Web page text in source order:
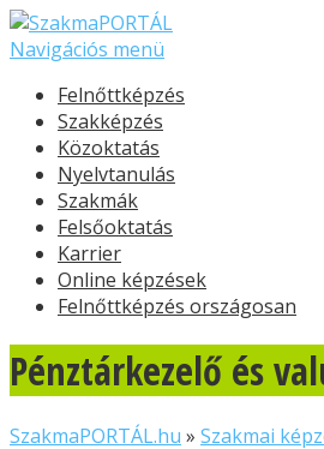
Navigációs menü
Felnőttképzés
Szakképzés
Közoktatás
Nyelvtanulás
Szakmák
Felsőoktatás
Karrier
Online képzések
Felnőttképzés országosan
Pénztárkezelő és
SzakmaPORTÁL.hu » Szakmai